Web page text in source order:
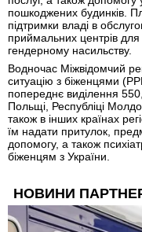
пошкоджених будинків.
підтримки владі в
приймальних центрів для
гендерному насильству.
Водночас Міжвідомчий
ситуацію з біженцями
попереднє виділення
Польщі, Республіці
також в інших країнах
їм надати притулок,
допомогу, а також
біженцям з України.